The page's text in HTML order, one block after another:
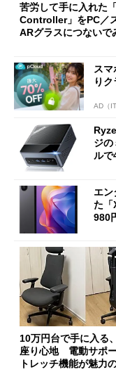
苦労して手に入れた
Controller」をPC／
ARグラスにつない
ス
り
AD（
ジ
ルで
エン
た「
980
10万円台で手に入る
座り心地 電動サポ
トレッチ機能が魅力